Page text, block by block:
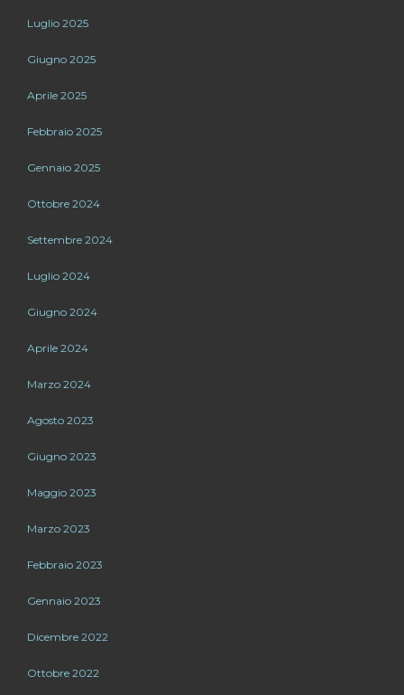
Luglio 2025
Giugno 2025
Aprile 2025
Febbraio 2025
Gennaio 2025
Ottobre 2024
Settembre 2024
Luglio 2024
Giugno 2024
Aprile 2024
Marzo 2024
Agosto 2023
Giugno 2023
Maggio 2023
Marzo 2023
Febbraio 2023
Gennaio 2023
Dicembre 2022
Ottobre 2022